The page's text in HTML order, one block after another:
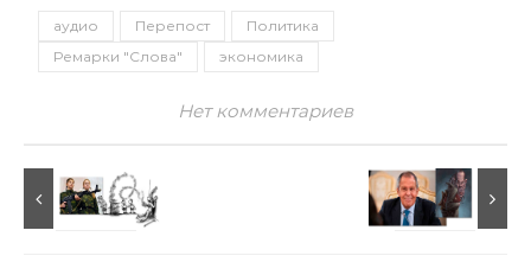
аудио Перепост
Политика
Ремарки "Слова"
экономика
Нет комментариев